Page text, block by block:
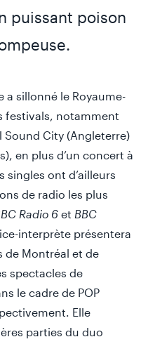
puissant poison
a sillonné le Royaume-
festivals, notamment
Sound City (Angleterre)
en plus d’un concert à
singles ont d’ailleurs
de radio les plus
Radio 6 et BBC
interprète présentera
de Montréal et de
spectacles de
le cadre de POP
Elle
parties du duo